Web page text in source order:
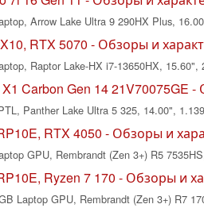
Arrow Lake Ultra 9 290HX Plus,
RTX 5070 - Обзоры и
Raptor Lake-HX i7-13650HX, 15.60",
Carbon Gen 14 21V70075GE
Panther Lake Ultra 5 325, 14.00",
RTX 4050 - Обзоры и
GPU, Rembrandt (Zen 3+) R5
Ryzen 7 170 - Обзоры и
Laptop GPU, Rembrandt (Zen 3+) R7